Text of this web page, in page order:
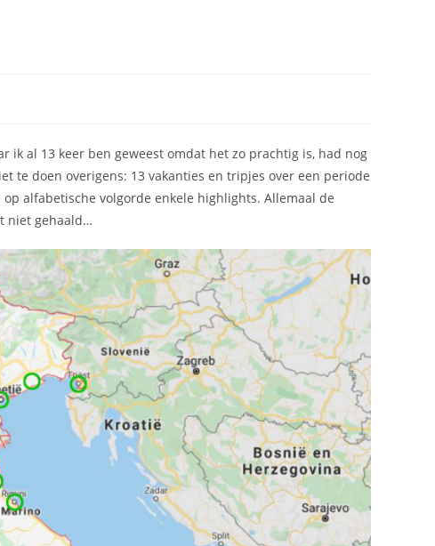
ik al 13 keer ben geweest omdat het zo prachtig is, had nog
te doen overigens: 13 vakanties en tripjes over een periode
alfabetische volgorde enkele highlights. Allemaal de
niet gehaald…